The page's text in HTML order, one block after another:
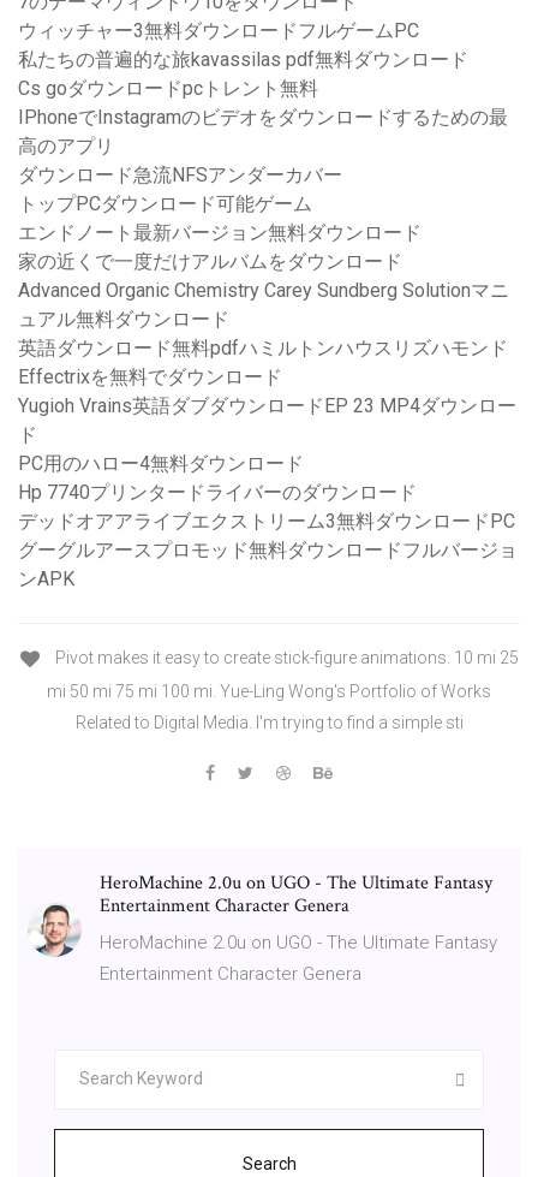
ウィッチャー3無料ダウンロードフルゲームPC
私たちの普遍的な旅kavassilas pdf無料ダウンロード
Cs goダウンロードpcトレント無料
IPhoneでInstagramのビデオをダウンロードするための最
高のアプリ
ダウンロード急流NFSアンダーカバー
トップPCダウンロード可能ゲーム
エンドノート最新バージョン無料ダウンロード
家の近くで一度だけアルバムをダウンロード
Advanced Organic Chemistry Carey Sundberg Solutionマニ
ュアル無料ダウンロード
英語ダウンロード無料pdfハミルトンハウスリズハモンド
Effectrixを無料でダウンロード
Yugioh Vrains英語ダブダウンロードEP 23 MP4ダウンロー
ド
PC用のハロー4無料ダウンロード
Hp 7740プリンタードライバーのダウンロード
デッドオアアライブエクストリーム3無料ダウンロードPC
グーグルアースプロモッド無料ダウンロードフルバージョ
ンAPK
Pivot makes it easy to create stick-figure animations. 10 mi 25
mi 50 mi 75 mi 100 mi. Yue-Ling Wong's Portfolio of Works
Related to Digital Media. I'm trying to find a simple sti
HeroMachine 2.0u on UGO - The Ultimate Fantasy
Entertainment Character Genera
HeroMachine 2.0u on UGO - The Ultimate Fantasy
Entertainment Character Genera
Search